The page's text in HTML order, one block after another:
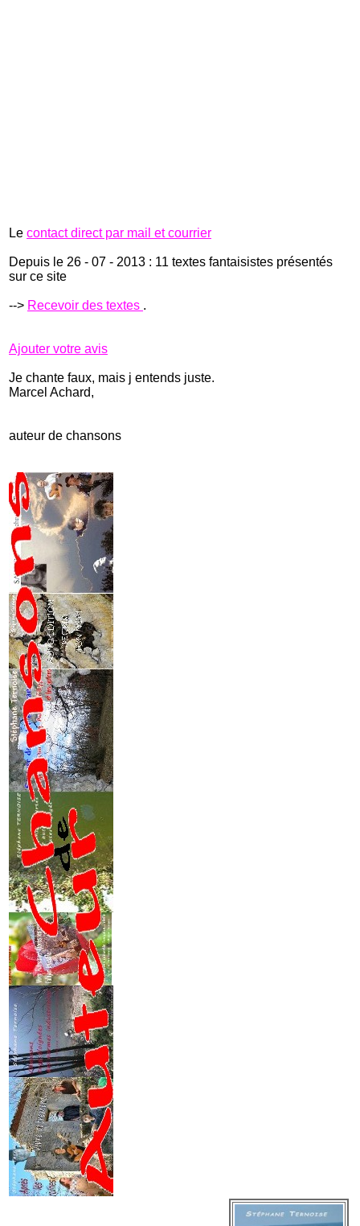
Le contact direct par mail et courrier
Depuis le 26 - 07 - 2013 : 11 textes fantaisistes présentés
sur ce site
--> Recevoir des textes .
Ajouter votre avis
Je chante faux, mais j entends juste.
Marcel Achard,
auteur de chansons